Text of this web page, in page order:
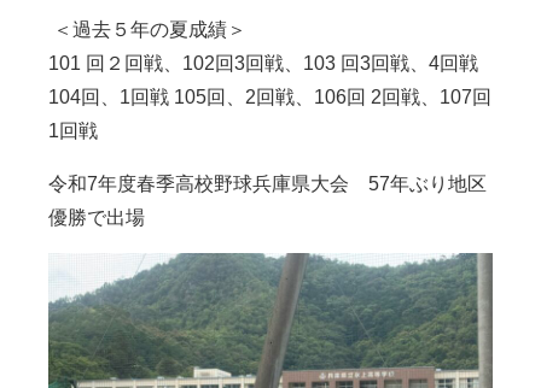
＜ 過去５年の夏成績＞
101 回２回戦 、102回3回戦 、103 回3回戦 、4回戦
104回、 1回戦 105回 、2回戦、 106回 2回戦 、107回
1回戦
令和7年度春季高校野球兵庫県大会 57年ぶり地区
優勝で出場